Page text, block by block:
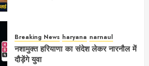
Breaking News haryana narnaul
नशामुक्त हरियाणा का संदेश लेकर नारनौल में
दौड़ेंगे युवा